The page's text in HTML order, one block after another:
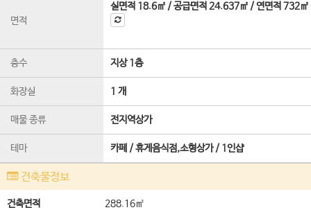
면적
실면적 18.6㎡ /공급면적24.637㎡ /연면적732㎡
층수 지상 1층
화장실 1 개
매물 종류 전지역상가
테마 카페 / 휴게음식점,소형상가 / 1인샵
건축물정보
건축면적 288.16㎡